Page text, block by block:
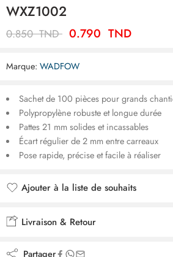
WXZ1002
0.850TND 0.790 TND
Marque: WADFOW
Sachet de 100 pièces pour grands
Polypropylène robuste et longue durée
Pattes 21 mm solides et incassables
Écart régulier de 2 mm entre carreaux
Pose rapide, précise et facile à réaliser
Ajouter à la liste de souhaits
Livraison & Retour
Partager